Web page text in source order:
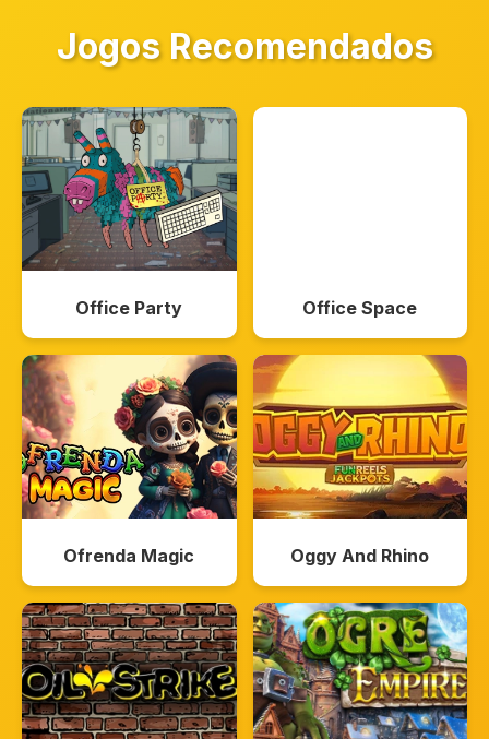
Jogos Recomendados
Office Party Office Space
Ofrenda Magic Oggy And Rhino